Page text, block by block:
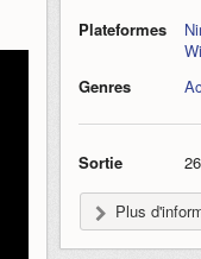
Plateformes
Genres
Sortie
Plus